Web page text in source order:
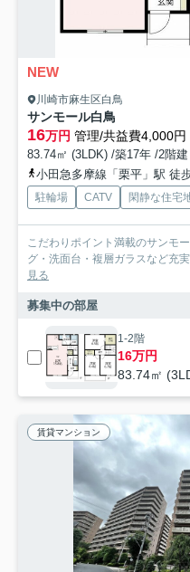
NEW
川崎市麻生区白鳥
サンモール白鳥
16万円 管理/共益費4,000円
83.74㎡ (3LDK) /築17年 /2階建
小田急多摩線「栗平」駅 徒
駐輪場 CATV 閑静な住宅
こだわりポイント満載のサンモ
グ・洗面台・複層ガラスなど充
見る
募集中の部屋
1-2階
16万円
83.74㎡
賃貸マンション